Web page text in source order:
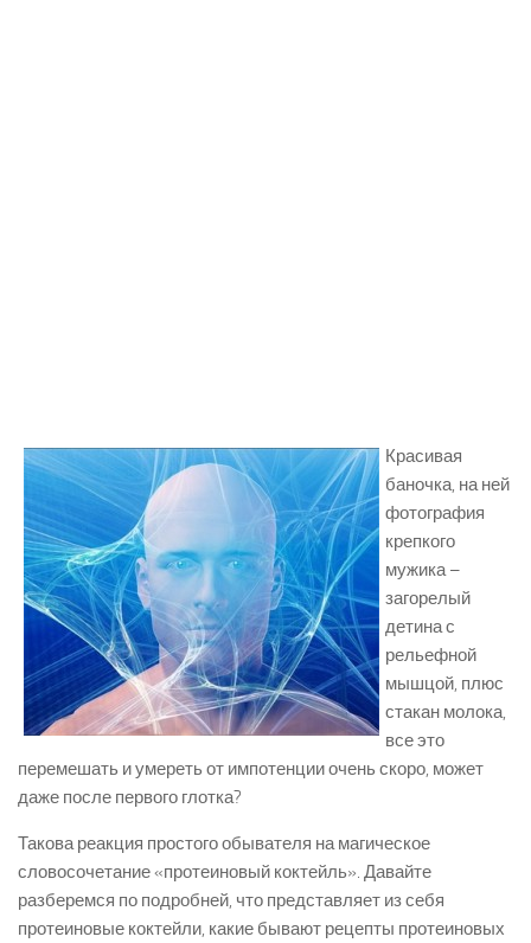
Красивая
баночка, на ней
фотография
крепкого
мужика –
загорелый
детина с
рельефной
мышцой, плюс
стакан молока,
все это
перемешать и умереть от импотенции очень скоро, может
даже после первого глотка?
Такова реакция простого обывателя на магическое
словосочетание «протеиновый коктейль». Давайте
разберемся по подробней, что представляет из себя
протеиновые коктейли, какие бывают рецепты протеиновых